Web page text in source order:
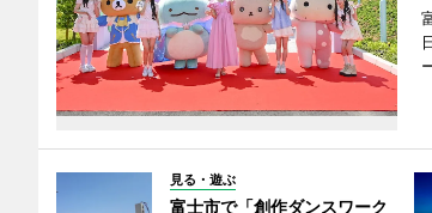
見る・遊ぶ
富士市で「創作ダンスワーク